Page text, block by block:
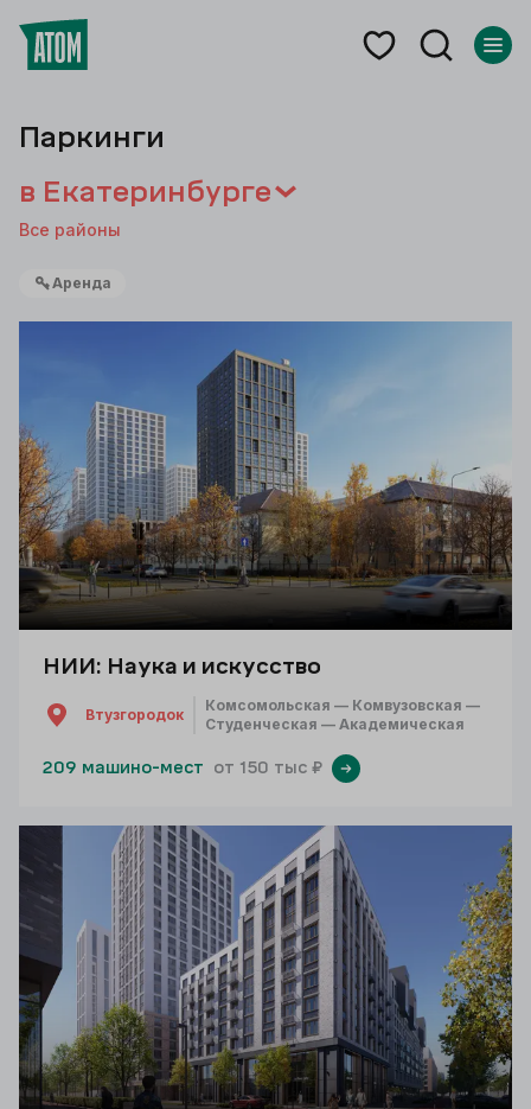
Паркинги
в Екатеринбурге
Все районы
Аренда
Каталог
НИИ: Наука и искусство
Втузгородок
Комсомольская — Комвузовская —
Студенческая — Академическая
209 машино-мест от 150 тыс ₽